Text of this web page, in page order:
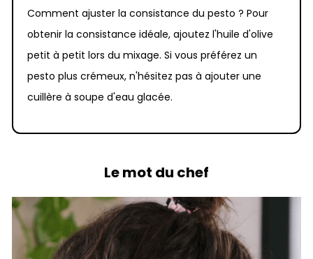
Comment ajuster la consistance du pesto ? Pour
obtenir la consistance idéale, ajoutez l'huile d'olive
petit à petit lors du mixage. Si vous préférez un
pesto plus crémeux, n'hésitez pas à ajouter une
cuillère à soupe d'eau glacée.
Le mot du chef